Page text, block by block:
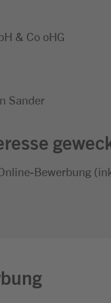
& Co oHG
Sander
Bewerbung